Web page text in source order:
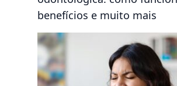
benefícios e muito mais